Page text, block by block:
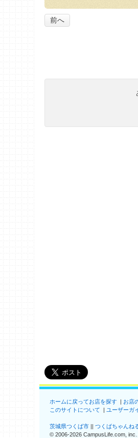
前へ
ホームに戻ってお店を探す お店
このサイトについて
ユーザーガ
茨城県つくば市 つくばちゃんね
© 2006-2026 CampusLife.com,